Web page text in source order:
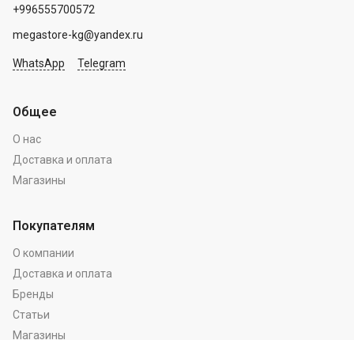
+996555700572
megastore-kg@yandex.ru
WhatsApp Telegram
Общее
О нас
Доставка и оплата
Магазины
Покупателям
О компании
Доставка и оплата
Бренды
Статьи
Магазины